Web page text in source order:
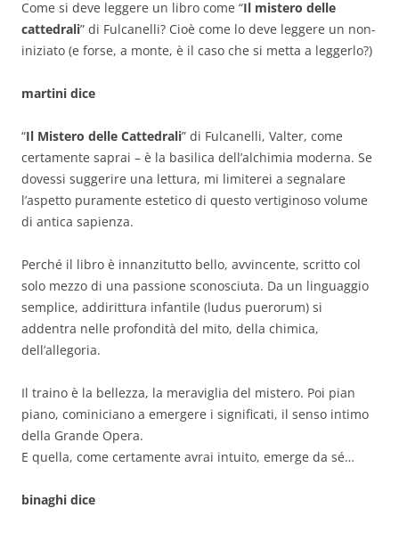
Come si deve leggere un libro come “Il mistero delle
cattedrali” di Fulcanelli? Cioè come lo deve leggere un non-
iniziato (e forse, a monte, è il caso che si metta a leggerlo?)
martini dice
“Il Mistero delle Cattedrali” di Fulcanelli, Valter, come
certamente saprai – è la basilica dell’alchimia moderna. Se
dovessi suggerire una lettura, mi limiterei a segnalare
l’aspetto puramente estetico di questo vertiginoso volume
di antica sapienza.
Perché il libro è innanzitutto bello, avvincente, scritto col
solo mezzo di una passione sconosciuta. Da un linguaggio
semplice, addirittura infantile (ludus puerorum) si
addentra nelle profondità del mito, della chimica,
dell’allegoria.
Il traino è la bellezza, la meraviglia del mistero. Poi pian
piano, cominiciano a emergere i significati, il senso intimo
della Grande Opera.
E quella, come certamente avrai intuito, emerge da sé…
binaghi dice